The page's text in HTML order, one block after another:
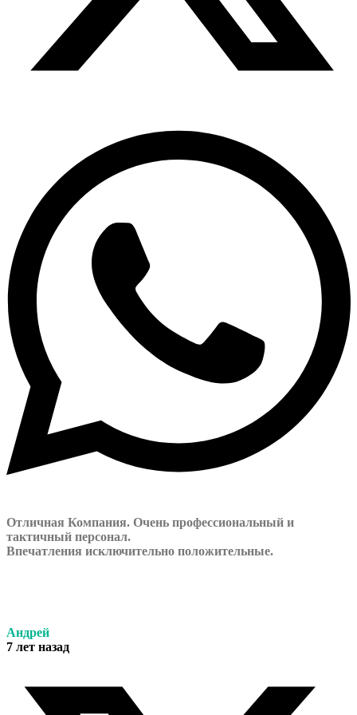
Отличная Компания. Очень профессиональный и
тактичный персонал.
Впечатления исключительно положительные.
Андрей
7 лет назад